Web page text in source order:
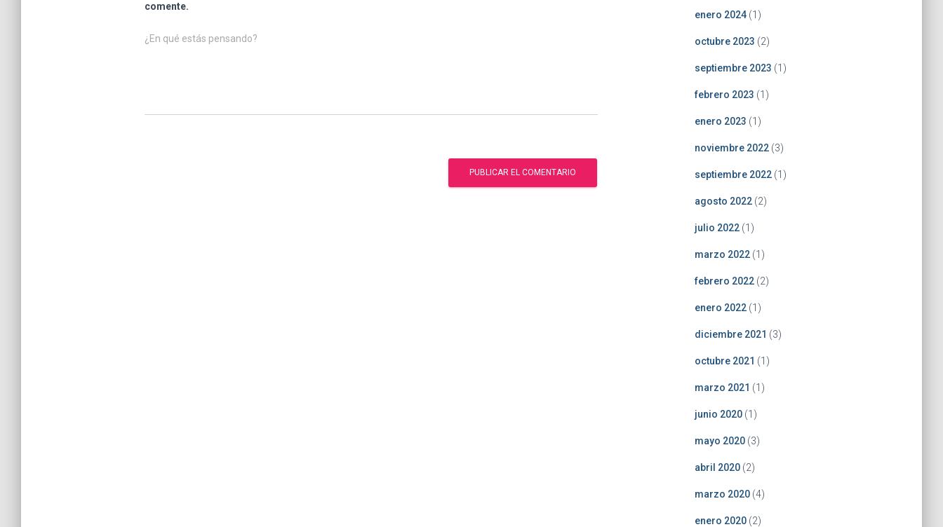
comente.
¿En qué estás pensando?
enero 2024(1)
octubre 2023 (2)
septiembre 2023 (1)
febrero 2023 (1)
enero 2023 (1)
noviembre 2022(3)
septiembre 2022(1)
agosto 2022(2)
julio 2022(1)
marzo 2022(1)
febrero 2022(2)
enero 2022(1)
diciembre 2021 (3)
octubre 2021 (1)
marzo 2021 (1)
junio 2020(1)
mayo 2020(3)
abril 2020(2)
marzo 2020(4)
enero 2020(2)